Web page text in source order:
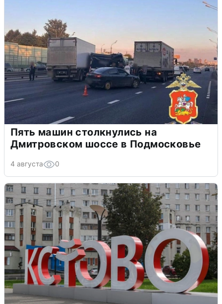
Пять машин столкнулись на
Дмитровском шоссе в Подмосковье
4 августа 0